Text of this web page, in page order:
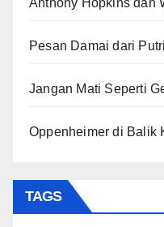
Anthony Hopkins dan
Pesan Damai dari
Jangan Mati Seperti
Oppenheimer di Balik
TAGS